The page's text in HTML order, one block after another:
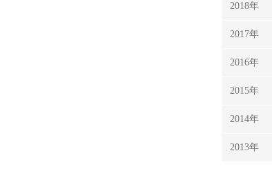
2018年
2017年
2016年
2015年
2014年
2013年